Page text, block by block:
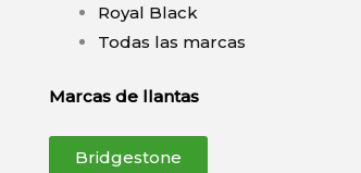
Royal Black
Todas las marcas
Marcas de llantas
Bridgestone